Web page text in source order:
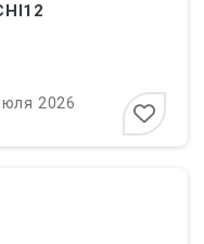
2026